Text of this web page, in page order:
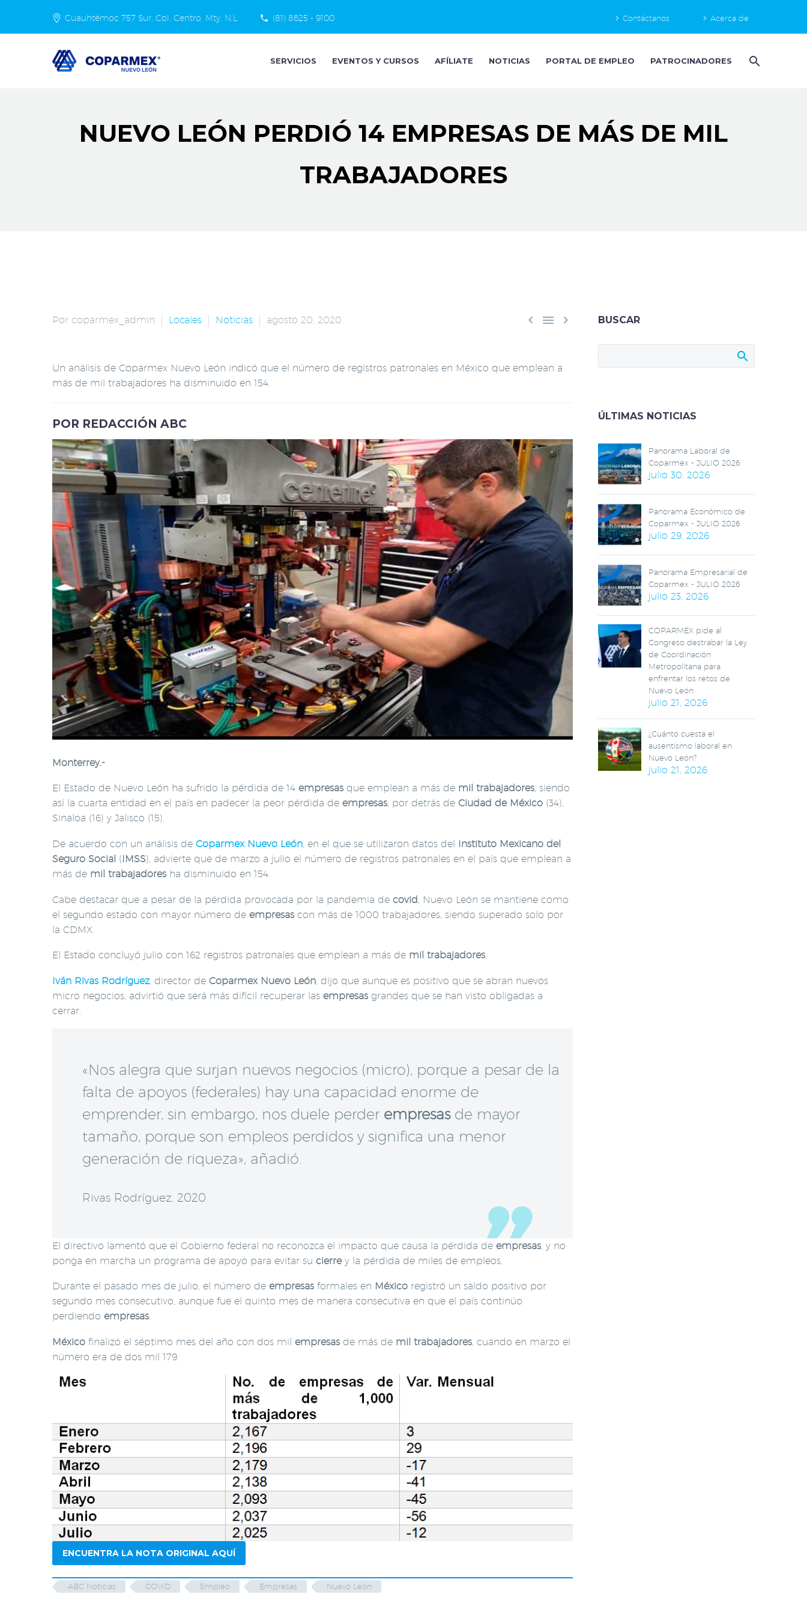
Cuauhtémoc 757 Sur. Col. Centro, Mty. N.L. (81) 8625 - 9100 Contáctanos Acerca de
SERVICIOS EVENTOS Y CURSOS AFÍLIATE NOTICIAS PORTAL DE EMPLEO PATROCINADORES
NUEVO LEÓN PERDIÓ 14 EMPRESAS DE MÁS DE MIL
TRABAJADORES
  
Por coparmex_admin Locales Noticias agosto 20, 2020
Un análisis de Coparmex Nuevo León indicó que el número de registros patronales en México que emplean a
más de mil trabajadores ha disminuido en 154.
POR REDACCIÓN ABC
Monterrey.-
El Estado de Nuevo León ha sufrido la pérdida de 14 empresas que emplean a más de mil trabajadores, siendo
así la cuarta entidad en el país en padecer la peor pérdida de empresas, por detrás de Ciudad de México (34),
Sinaloa (16) y Jalisco (15).
De acuerdo con un análisis de Coparmex Nuevo León, en el que se utilizaron datos del Instituto Mexicano del
Seguro Social (IMSS), advierte que de marzo a julio el número de registros patronales en el país que emplean a
más de mil trabajadores ha disminuido en 154.
Cabe destacar que a pesar de la pérdida provocada por la pandemia de covid , Nuevo León se mantiene como
el segundo estado con mayor número de empresas con más de 1000 trabajadores, siendo superado solo por
la CDMX.
El Estado concluyó julio con 162 registros patronales que emplean a más de mil trabajadores.
Iván Rivas Rodríguez , director de Coparmex Nuevo León , dijo que aunque es positivo que se abran nuevos
micro negocios, advirtió que será más difícil recuperar las empresas grandes que se han visto obligadas a
cerrar.
«Nos alegra que surjan nuevos negocios (micro), porque a pesar de la
falta de apoyos (federales) hay una capacidad enorme de
emprender, sin embargo, nos duele perder empresasde mayor
tamaño, porque son empleos perdidos y significa una menor
generación de riqueza», añadió.
Rivas Rodríguez, 2020
El directivo lamentó que el Gobierno federal no reconozca el impacto que causa la pérdida de empresas , y no
ponga en marcha un programa de apoyo para evitar su cierrey la pérdida de miles de empleos.
Durante el pasado mes de julio, el número de empresas formales en México registró un saldo positivo por
segundo mes consecutivo, aunque fue el quinto mes de manera consecutiva en que el país continúo
perdiendo empresas.
México finalizó el séptimo mes del año con dos mil empresas de más de mil trabajadores, cuando en marzo el
número era de dos mil 179.
ENCUENTRA LA NOTA ORIGINAL AQUÍ
ABC Noticias COVID Empleo Empresas Nuevo León
BUSCAR
ÚLTIMAS NOTICIAS
Panorama Laboral de
Coparmex - JULIO 2026
julio 30, 2026
Panorama Económico de
Coparmex - JULIO 2026
julio 29, 2026
Panorama Empresarial de
Coparmex - JULIO 2026
julio 23, 2026
COPARMEX pide al
Congreso destrabar la Ley
de Coordinación
Metropolitana para
enfrentar los retos de
Nuevo León
julio 21, 2026
¿Cuánto cuesta el
ausentismo laboral en
Nuevo León?
julio 21, 2026